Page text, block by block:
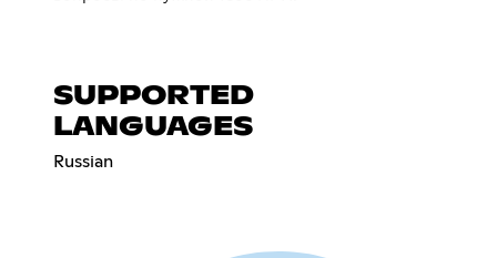
SUPPORTED
LANGUAGES
Russian